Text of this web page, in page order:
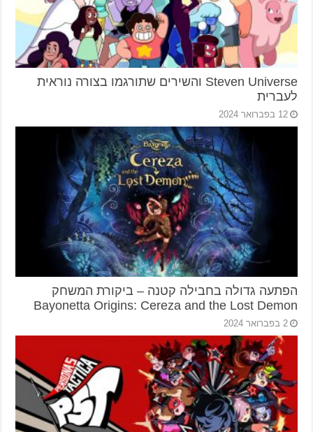
Steven Universe והשירים שתורגמו בצורה נוראית
לעברית
12 בפברואר 2024
הפתעה גדולה בחבילה קטנה – ביקורת המשחק
Bayonetta Origins: Cereza and the Lost Demon
2 בפברואר 2024